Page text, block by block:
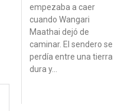
empezaba a caer
cuando Wangari
Maathai dejó de
caminar. El sendero se
perdía entre una tierra
dura y…